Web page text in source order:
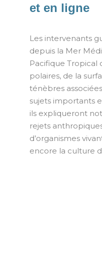
et en ligne
Les intervenants
depuis la Mer
Pacifique Tropical
polaires, de la
ténèbres
sujets importants
ils expliqueront
rejets
d’organismes
encore la culture